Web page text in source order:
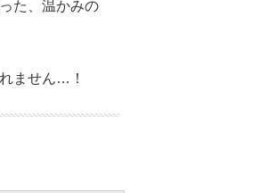
た、温かみの
ません…！